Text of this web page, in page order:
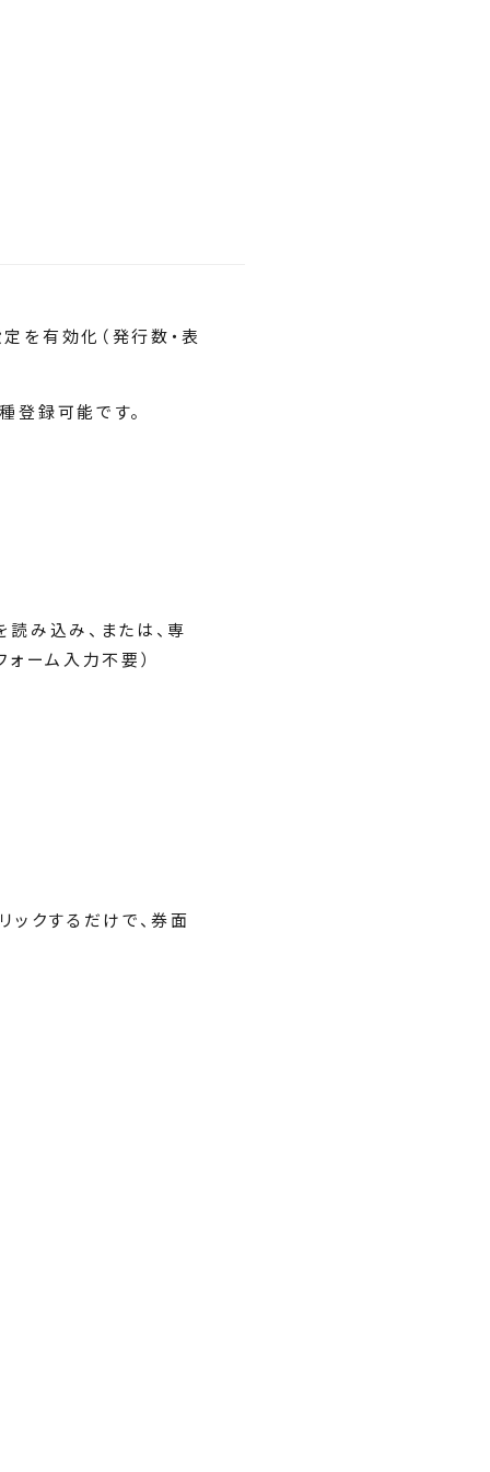
を有効化（発行数・表
登録可能です。
み込み、または、専
ーム入力不要）
ックするだけで、券面